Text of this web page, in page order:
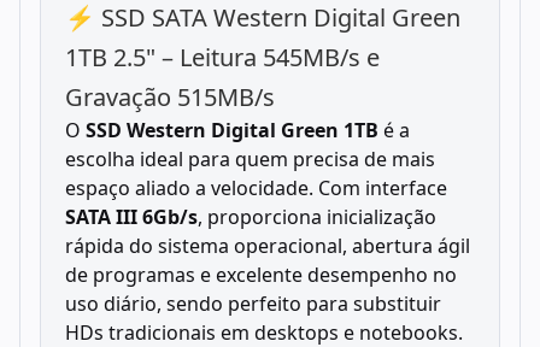
⚡ SSD SATA Western Digital Green
1TB 2.5" – Leitura 545MB/s e
Gravação 515MB/s
O SSD Western Digital Green 1TB é a
escolha ideal para quem precisa de mais
espaço aliado a velocidade. Com interface
SATA III 6Gb/s, proporciona inicialização
rápida do sistema operacional, abertura ágil
de programas e excelente desempenho no
uso diário, sendo perfeito para substituir
HDs tradicionais em desktops e notebooks.